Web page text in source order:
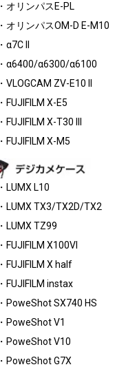
・オリンパスE-PL
・オリンパスOM-D E-M10
・α7C II
・α6400/α6300/α6100
・VLOGCAM ZV-E10 II
・FUJIFILM X-E5
・FUJIFILM X-T30 III
・FUJIFILM X-M5
・LUMX L10
・LUMX TX3/TX2D/TX2
・LUMX TZ99
・FUJIFILM X100VI
・FUJIFILM X half
・FUJIFILM instax
・PoweShot SX740 HS
・PoweShot V1
・PoweShot V10
・PoweShot G7X